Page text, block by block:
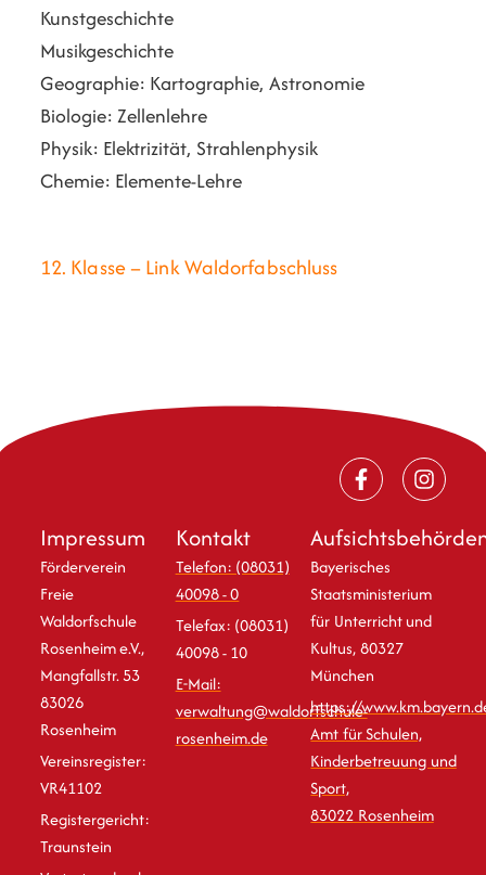
Kunstgeschichte
Musikgeschichte
Geographie: Kartographie, Astronomie
Biologie: Zellenlehre
Physik: Elektrizität, Strahlenphysik
Chemie: Elemente-Lehre
12. Klasse – Link Waldorfabschluss
Impressum
Förderverein
Freie
Waldorfschule
Rosenheim e.V.,
Mangfallstr. 53
83026
Rosenheim
Vereinsregister:
VR41102
Registergericht:
Traunstein
Kontakt
Telefon: (08031)
40098 - 0
Telefax: (08031)
40098 - 10
E-Mail:
verwaltung@waldorfschule-
rosenheim.de
Bayerisches
Staatsministerium
für Unterricht und
Kultus, 80327
München
https://
Amt für Schulen,
Kinderbetreuung und
Sport,
83022 Rosenheim